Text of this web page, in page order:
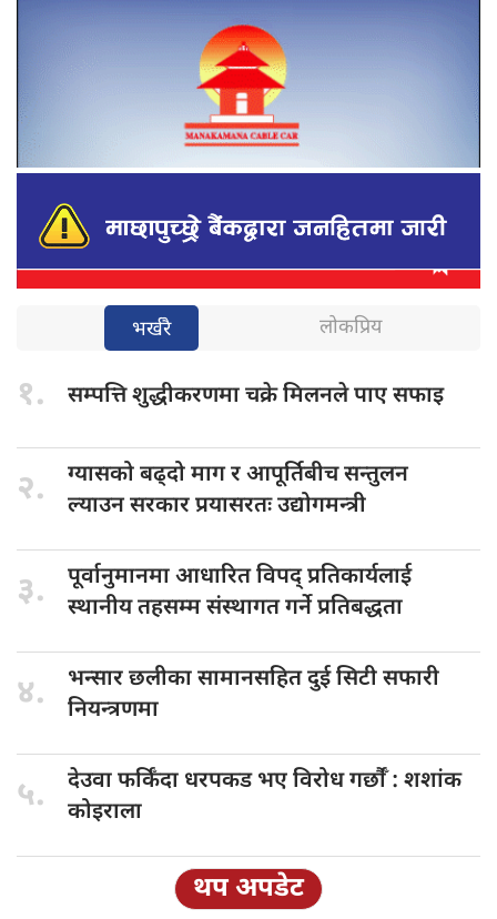
भर्खरै लोकप्रिय
१. सम्पत्ति शुद्धीकरणमाचक्रे मिलनले पाए सफाइ
२. ग्यासको बढ्दोमाग र आपूर्तिबीच सन्तुलन
ल्याउन सरकार प्रयासरतः उद्योगमन्त्री
३. पूर्वानुमानमा आधारितविपद् प्रतिकार्यलाई
स्थानीय तहसम्म संस्थागत गर्ने प्रतिबद्धता
४. भन्सार छलीकासामानसहित दुई सिटी सफारी
नियन्त्रणमा
५. देउवा फर्किँदा धरपकड भए विरोध गर्छौँं : शशांक
कोइराला
थप अपडेट